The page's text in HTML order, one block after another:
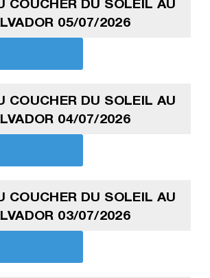
05/07/2026
COUCHER DU SOLEIL AU
04/07/2026
COUCHER DU SOLEIL AU
03/07/2026